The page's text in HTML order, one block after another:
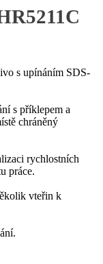
s upínáním SDS-
s příklepem a
chráněný
rychlostních
práce.
vteřin k